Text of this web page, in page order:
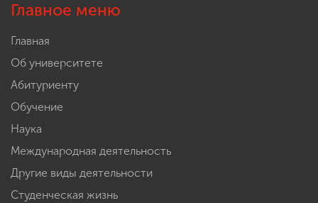
Главное меню
Главная
Об университете
Абитуриенту
Обучение
Наука
Международная деятельность
Другие виды деятельности
Студенческая жизнь